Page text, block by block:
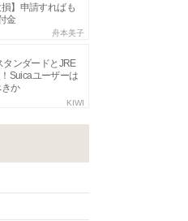
損】申請すればも
金
舟本美子
タンダードとJRE
Suicaユーザーは
か
KIWI